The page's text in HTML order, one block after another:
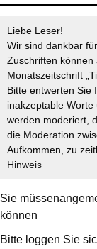
Liebe Leser!
Wir sind dankbar
Zuschriften
Monatszeitschrift
Bitte entwerten Sie
inakzeptable
werden moderiert,
die Moderation
Aufkommen, zu
Hinweis
Sie müssen
können
Bitte loggen Sie